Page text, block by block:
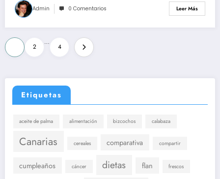
Admin 0 Comentarios Leer Más
Paginación
de
entradas
2
…
4
Etiquetas
aceite de palma alimentación bizcochos calabaza
Canarias cereales comparativa compartir
cumpleaños cáncer dietas flan frescos